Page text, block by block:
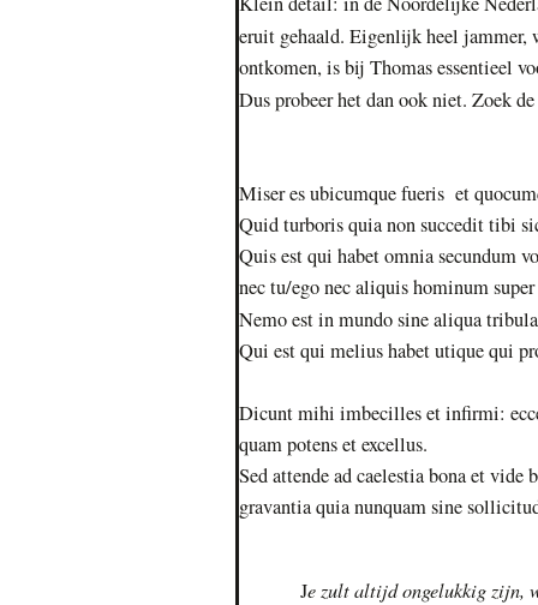
eruit gehaald. Eigenlijk heel
ontkomen, is bij Thomas essentieel
Dus probeer het dan ook niet. Zoek de
Miser es ubicumque fueris et
Quid turboris quia non succedit tibi
Quis est qui habet omnia secundum
nec tu/ego nec aliquis hominum
Nemo est in mundo sine aliqua
Qui est qui melius habet utique qui
Dicunt mihi imbecilles et infirmi:
quam potens et excellus.
Sed attende ad caelestia bona et
gravantia quia nunquam sine
Je zult altijd ongelukkig zijn,